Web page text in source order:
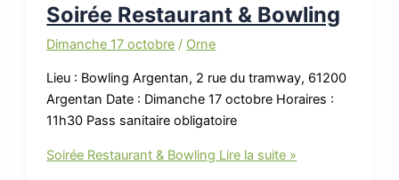
Soirée Restaurant & Bowling
Dimanche 17 octobre / Orne
Lieu : Bowling Argentan, 2 rue du tramway, 61200
Argentan Date : Dimanche 17 octobre Horaires :
11h30 Pass sanitaire obligatoire
Soirée Restaurant & Bowling Lire la suite »